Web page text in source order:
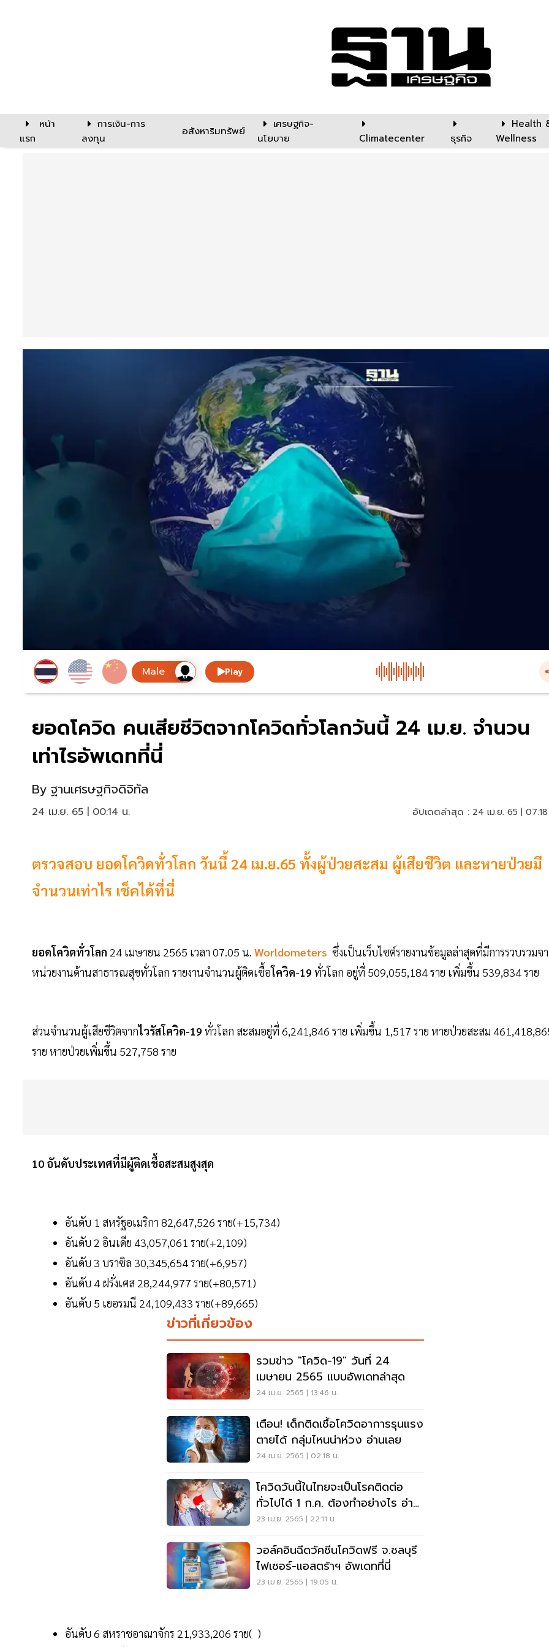
หน้า
แรก
การเงิน-การ
ลงทุน
อสังหาริมทรัพย์
เศรษฐกิจ-
นโยบาย
Climatecenter ธุรกิจ
Health
Wellness
Play
ยอดโควิด คนเสียชีวิตจากโควิดทั่วโลกวันนี้ 24 เม.ย. จำนวน
เท่าไรอัพเดทที่นี่
By ฐานเศรษฐกิจดิจิทัล
24 เม.ย. 65 | 00:14 น. อัปเดตล่าสุด : 24 เม.ย. 65 |
ตรวจสอบ ยอดโควิดทั่วโลก วันนี้ 24 เม.ย.65 ทั้งผู้ป่วยสะสม ผู้เสียชีวิต และหายป่วยมี
จำนวนเท่าไร เช็คได้ที่นี่
ยอดโควิดทั่วโลก 24 เมษายน 2565 เวลา 07.05 น. Worldometers ซึ่งเป็นเว็บไซต์รายงานข้อมูลล่าสุดที่มีการรวบรวมจ
หน่วยงานด้านสาธารณสุขทั่วโลก รายงานจำนวนผู้ติดเชื้อโควิด-19 ทั่วโลก อยู่ที่ 509,055,184 ราย เพิ่มขึ้น 539,834 ราย
ส่วนจำนวนผู้เสียชีวิตจากไวรัสโควิด-19 ทั่วโลก สะสมอยู่ที่ 6,241,846 ราย เพิ่มขึ้น 1,517 ราย หายป่วยสะสม
ราย หายป่วยเพิ่มขึ้น 527,758 ราย
10 อันดับประเทศที่มีผู้ติดเชื้อสะสมสูงสุด
อันดับ 1 สหรัฐอเมริกา 82,647,526 ราย(+15,734)
อันดับ 2 อินเดีย 43,057,061 ราย(+2,109)
อันดับ 3 บราซิล 30,345,654 ราย(+6,957)
อันดับ 4 ฝรั่งเศส 28,244,977 ราย(+80,571)
อันดับ 5 เยอรมนี 24,109,433 ราย(+89,665)
ข่าวที่เกี่ยวข้อง
รวมข่าว "โควิด-19" วันที่ 24
เมษายน 2565 แบบอัพเดทล่าสุด
24 เม.ย. 2565 | 13:46 น.
เตือน! เด็กติดเชื้อโควิดอาการรุนแรง
ตายได้ กลุ่มไหนน่าห่วง อ่านเลย
24 เม.ย. 2565 | 02:18 น.
โควิดวันนี้ในไทยจะเป็นโรคติดต่อ
ทั่วไปได้ 1 ก.ค. ต้องทำอย่างไร อ่าน
เลย
23 เม.ย. 2565 | 22:11 น.
วอล์คอินฉีดวัคซีนโควิดฟรี จ.ชลบุรี
ไฟเซอร์-แอสตร้าฯ อัพเดทที่นี่
23 เม.ย. 2565 | 19:05 น.
อันดับ 6 สหราชอาณาจักร 21,933,206 ราย( )